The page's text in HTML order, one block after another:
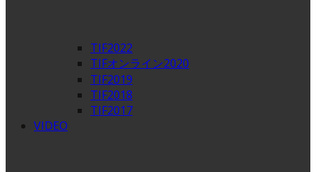
TIF2022
TIFオンライン2020
TIF2019
TIF2018
TIF2017
VIDEO